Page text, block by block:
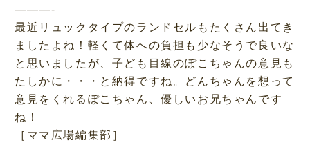
———-
最近リュックタイプのランドセルもたくさん出てき
ましたよね！軽くて体への負担も少なそうで良いな
と思いましたが、子ども目線のぽこちゃんの意見も
たしかに・・・と納得ですね。どんちゃんを想って
意見をくれるぽこちゃん、優しいお兄ちゃんです
ね！
［ママ広場編集部］